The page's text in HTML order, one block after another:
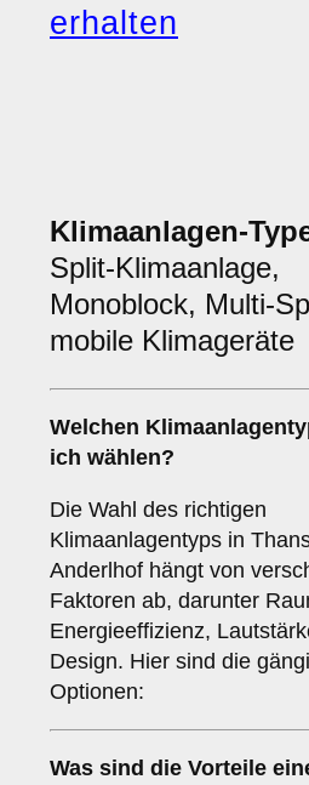
erhalten
Klimaanlagen-
Split-Klimaanlage,
Monoblock, Multi-
mobile Klimageräte
Welchen
ich wählen?
Die Wahl des richtigen
Klimaanlagentyps in
Anderlhof hängt von
Faktoren ab, darunter
Energieeffizienz,
Design. Hier sind die
Optionen:
Was sind die Vorteile